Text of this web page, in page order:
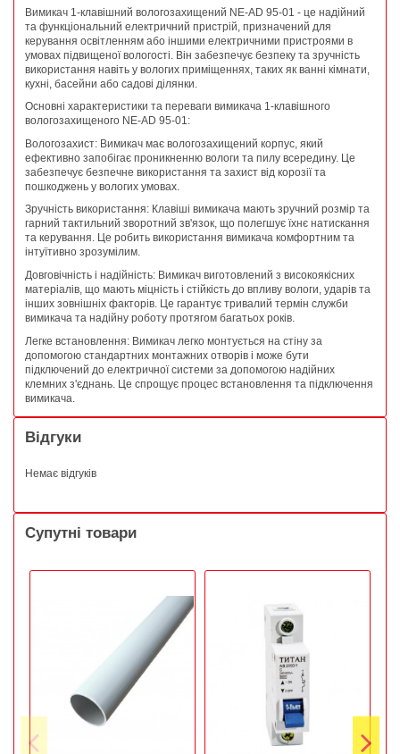
Вимикач 1-клавішний вологозахищений NE-AD 95-01 - це надійний
та функціональний електричний пристрій, призначений для
керування освітленням або іншими електричними пристроями в
умовах підвищеної вологості. Він забезпечує безпеку та зручність
використання навіть у вологих приміщеннях, таких як ванні кімнати,
кухні, басейни або садові ділянки.
Основні характеристики та переваги вимикача 1-клавішного
вологозахищеного NE-AD 95-01:
Вологозахист: Вимикач має вологозахищений корпус, який
ефективно запобігає проникненню вологи та пилу всередину. Це
забезпечує безпечне використання та захист від корозії та
пошкоджень у вологих умовах.
Зручність використання: Клавіші вимикача мають зручний розмір та
гарний тактильний зворотний зв'язок, що полегшує їхнє натискання
та керування. Це робить використання вимикача комфортним та
інтуїтивно зрозумілим.
Довговічність і надійність: Вимикач виготовлений з високоякісних
матеріалів, що мають міцність і стійкість до впливу вологи, ударів та
інших зовнішніх факторів. Це гарантує тривалий термін служби
вимикача та надійну роботу протягом багатьох років.
Легке встановлення: Вимикач легко монтується на стіну за
допомогою стандартних монтажних отворів і може бути
підключений до електричної системи за допомогою надійних
клемних з'єднань. Це спрощує процес встановлення та підключення
вимикача.
Відгуки
Немає відгуків
Супутні товари